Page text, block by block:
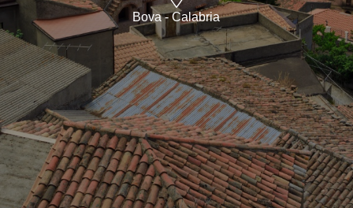
Bova - Calabria